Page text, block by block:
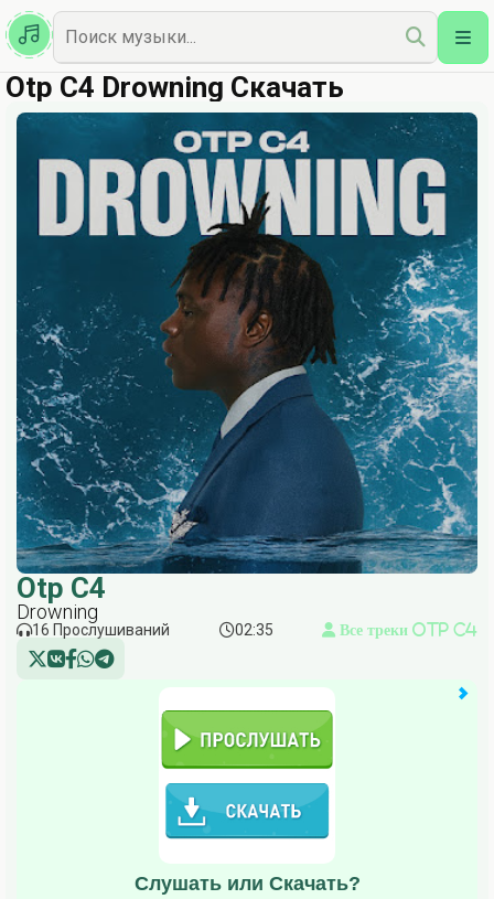
Казахская
Наш Топ
Otp C4 Drowning Скачать
Otp C4
Drowning
16 Прослушиваний 02:35 Все треки Otp C4
Слушать или Скачать?